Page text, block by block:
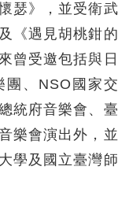
瑟》，並受衛武
《遇見胡桃鉗的
曾受邀包括與日
團、NSO國家交
統府音樂會、臺
樂會演出外，並
學及國立臺灣師